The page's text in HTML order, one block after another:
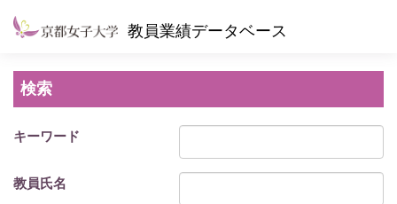
教員業績データベース
検索
キーワード
教員氏名